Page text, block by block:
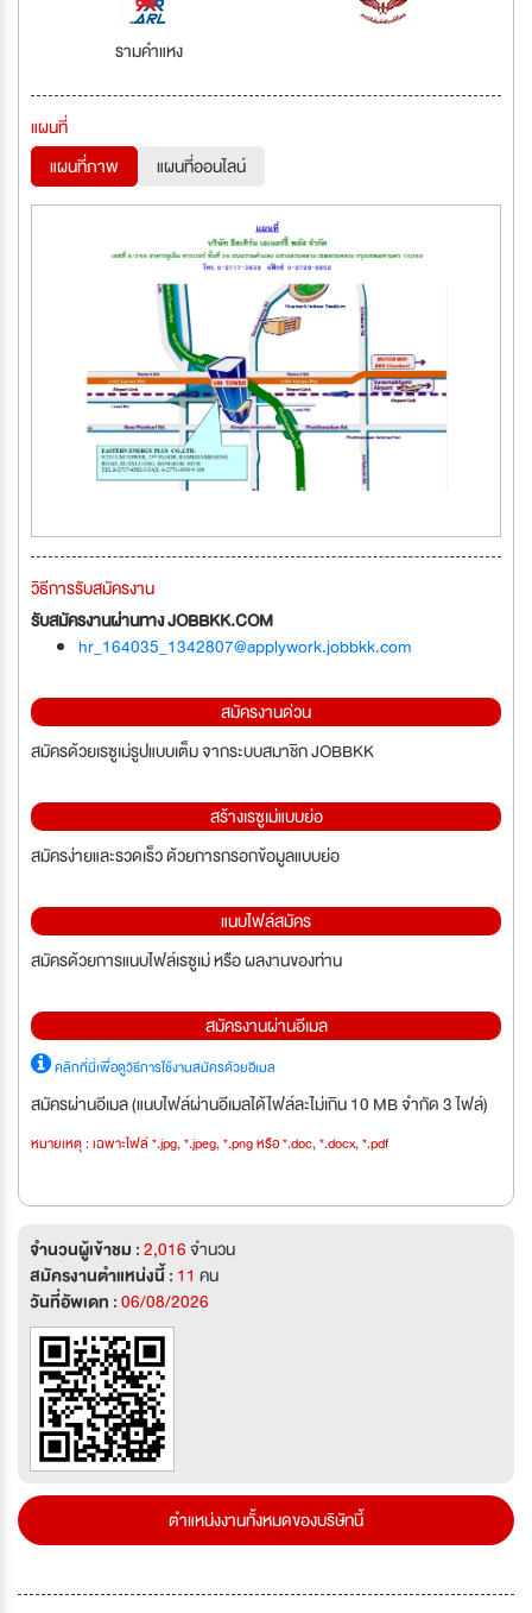
รามคำแหง
แผนที่
แผนที่ภาพ
แผนที่ออนไลน์
วิธีการรับสมัครงาน
รับสมัครงานผ่านทาง JOBBKK.COM
hr_164035_1342807@applywork.jobbkk.com
สมัครงานด่วน
สมัครด้วยเรซูเม่รูปแบบเต็ม จากระบบสมาชิก JOBBKK
สร้างเรซูเม่แบบย่อ
สมัครง่ายและรวดเร็ว ด้วยการกรอกข้อมูลแบบย่อ
แนบไฟล์สมัคร
สมัครด้วยการแนบไฟล์เรซูเม่ หรือ ผลงานของท่าน
สมัครงานผ่านอีเมล
คลิกที่นี่เพื่อดูวิธีการใช้งานสมัครด้วยอีเมล
สมัครผ่านอีเมล (แนบไฟล์ผ่านอีเมลได้ไฟล์ละไม่เกิน 10 MB จำกัด 3 ไฟล์)
หมายเหตุ : เฉพาะไฟล์ *.jpg, *.jpeg, *.png หรือ *.doc, *.docx, *.pdf
จำนวนผู้เข้าชม :2,016จำนวน
สมัครงานตำแหน่งนี้ : 11 คน
วันที่อัพเดท :06/08/2026
ตำแหน่งงานทั้งหมดของบริษัทนี้